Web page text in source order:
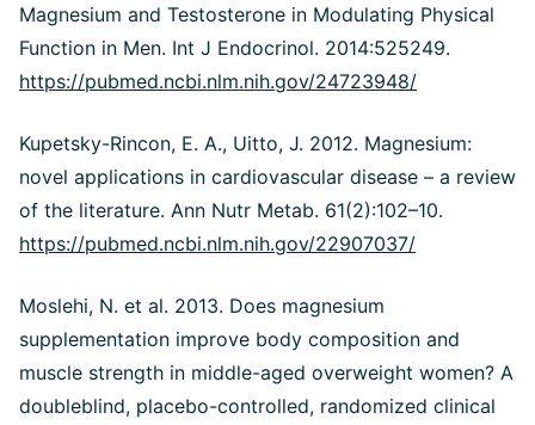
Magnesium and Testosterone in Modulating Physical
Function in Men. Int J Endocrinol. 2014:525249.
https://pubmed.ncbi.nlm.nih.gov/24723948/
Kupetsky-Rincon, E. A., Uitto, J. 2012. Magnesium:
novel applications in cardiovascular disease – a review
of the literature. Ann Nutr Metab. 61(2):102–10.
https://pubmed.ncbi.nlm.nih.gov/22907037/
Moslehi, N. et al. 2013. Does magnesium
supplementation improve body composition and
muscle strength in middle-aged overweight women? A
doubleblind, placebo-controlled, randomized clinical